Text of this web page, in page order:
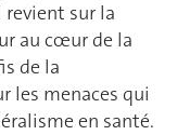
revient sur la
au cœur de la
de la
les menaces qui
en santé.